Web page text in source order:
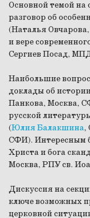
Основной темой на
разговор об
(Наталья Овчарова
и вере
Сергиев Посад,
Наибольшие
доклады об
Панкова, Москва,
русской
(Юлия Балакшина,
СФИ). Интересным
Христа и бога
Москва, РПУ св.
Дискуссия на
ключе возможных
церковной